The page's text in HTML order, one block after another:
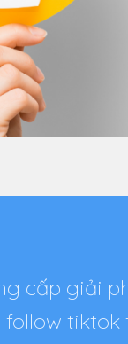
cấp giải